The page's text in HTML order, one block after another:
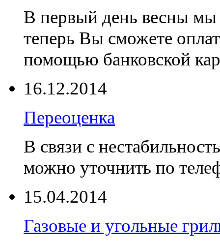
В первый день весны
теперь Вы сможете
помощью банковской
16.12.2014
Переоценка
В связи с
можно уточнить по
15.04.2014
Газовые и угольные